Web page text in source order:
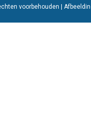
voorbehouden |